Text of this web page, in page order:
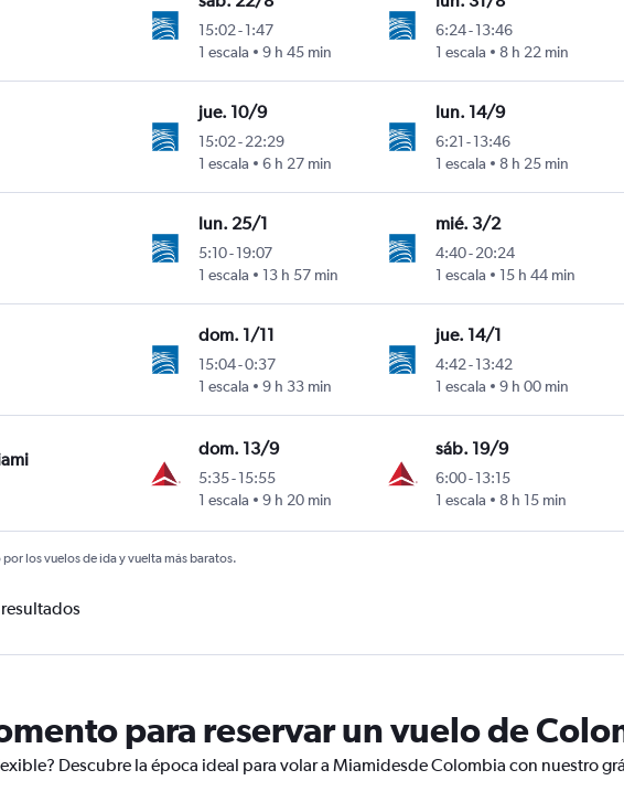
15:02-1:47
1 escala
9 h 45 min
6:24-13:46
1 escala
8 h 22 min
jue. 10/9
15:02-22:29
1 escala
6 h 27 min
lun. 14/9
6:21 -13:46
1 escala
8 h 25 min
lun. 25/1
5:10-19:07
1 escala
13 h 57 min
mié. 3/2
4:40-20:24
1 escala
15 h 44 min
dom. 1/11
15:04-0:37
1 escala
9 h 33 min
jue. 14/1
4:42-13:42
1 escala
9 h 00 min
dom. 13/9
5:35-15:55
1 escala
9 h 20 min
sáb. 19/9
6:00-13:15
1 escala
8 h 15 min
los vuelos de ida y vuelta más baratos.
para reservar un vuelo de
Descubre la época ideal para volar a Miamidesde Colombia con nuestro